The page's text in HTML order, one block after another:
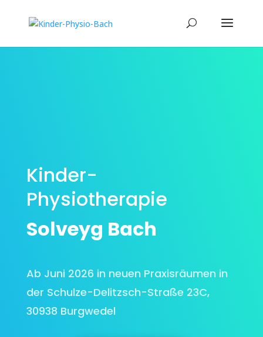
Kinder-
Physiotherapie
Solveyg Bach
Ab Juni 2026 in neuen Praxisräumen in
der Schulze-Delitzsch-Straße 23C,
30938 Burgwedel